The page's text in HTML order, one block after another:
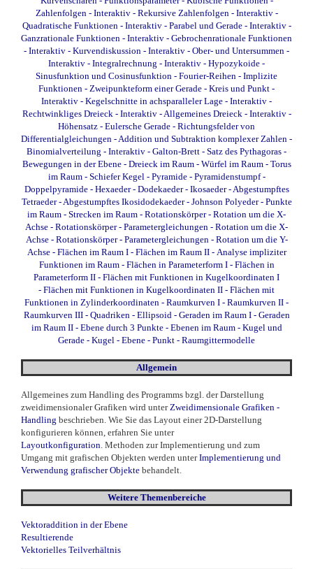
Zahlenfolgen - Interaktiv- Rekursive Zahlenfolgen - Interaktiv-
Quadratische Funktionen - Interaktiv- Parabel und Gerade - Interaktiv-
Ganzrationale Funktionen - Interaktiv - Gebrochenrationale Funktionen
- Interaktiv - Kurvendiskussion - Interaktiv - Ober- und Untersummen -
Interaktiv - Integralrechnung - Interaktiv - Hypozykoide -
Sinusfunktion und Cosinusfunktion - Fourier-Reihen - Implizite
Funktionen - Zweipunkteform einer Gerade - Kreis und Punkt -
Interaktiv - Kegelschnitte in achsparalleler Lage - Interaktiv -
Rechtwinkliges Dreieck - Interaktiv-Allgemeines Dreieck - Interaktiv-
Höhensatz - Eulersche Gerade - Richtungsfelder von
Differentialgleichungen -Addition und Subtraktion komplexer Zahlen -
Binomialverteilung - Interaktiv - Galton-Brett - Satz des Pythagoras -
Bewegungen in der Ebene- Dreieck im Raum- Würfel im Raum- Torus
im Raum- Schiefer Kegel- Pyramide- Pyramidenstumpf-
Doppelpyramide- Hexaeder- Dodekaeder- Ikosaeder-Abgestumpftes
Tetraeder-Abgestumpftes Ikosidodekaeder- Johnson Polyeder- Punkte
im Raum - Strecken im Raum - Rotationskörper - Rotation um die X-
Achse - Rotationskörper - Parametergleichungen - Rotation um die X-
Achse- Rotationskörper - Parametergleichungen - Rotation um die Y-
Achse- Flächen im Raum I- Flächen im Raum II- Analyse impliziter
Funktionen im Raum- Flächen in Parameterform I- Flächen in
Parameterform II - Flächen mit Funktionen in Kugelkoordinaten I
- Flächen mit Funktionen in Kugelkoordinaten II - Flächen mit
Funktionen in Zylinderkoordinaten - Raumkurven I - Raumkurven II -
Raumkurven III- Quadriken - Ellipsoid- Geraden im Raum I- Geraden
im Raum II- Ebene durch 3 Punkte- Ebenen im Raum- Kugel und
Gerade - Kugel - Ebene - Punkt - Raumgittermodelle
Allgemein
Allgemeines zum Handling des Programms bzgl. der Darstellung
zweidimensionaler Grafiken wird unterZweidimensionale Grafiken -
Handling beschrieben. Wie Sie das Layout einer 2D-Darstellung
konfigurieren können, erfahren Sie unter
Layoutkonfiguration. Methoden zur Implementierung und zum
Umgang mit grafischen Objekten werden unterImplementierung und
Verwendung grafischer Objekte behandelt.
Weitere Themenbereiche
Vektoraddition in der Ebene
Resultierende
Vektorielles Teilverhältnis